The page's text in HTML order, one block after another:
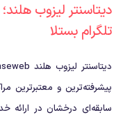
دیتاسنتر لیزوب
تلگرام بستلا
پیشرفته‌ترین و معتبرترین
سابقه‌ای درخشان در ارائه